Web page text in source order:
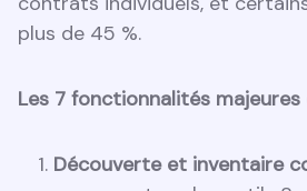
plus de 45 %.
Les 7 fonctionnalités majeures
Découverte et inventaire